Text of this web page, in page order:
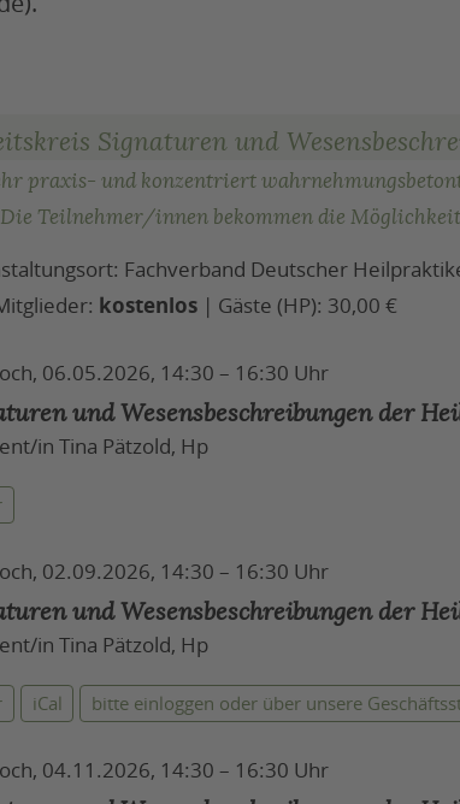
Signaturen und
praxis- und konzentriert
Teilnehmer/innen bekommen die
Fachverband Deutscher
kostenlos | Gäste (HP): 30,00 €
06.05.2026, 14:30 – 16:30 Uhr
und Wesensbeschreibungen der
in Tina Pätzold, Hp
02.09.2026, 14:30 – 16:30 Uhr
und Wesensbeschreibungen der
in Tina Pätzold, Hp
iCal bitte einloggen oder über unsere
04.11.2026, 14:30 – 16:30 Uhr